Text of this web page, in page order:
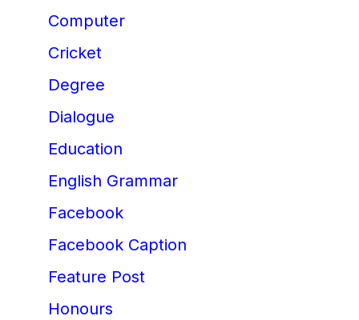
Computer
Cricket
Degree
Dialogue
Education
English Grammar
Facebook
Facebook Caption
Feature Post
Honours